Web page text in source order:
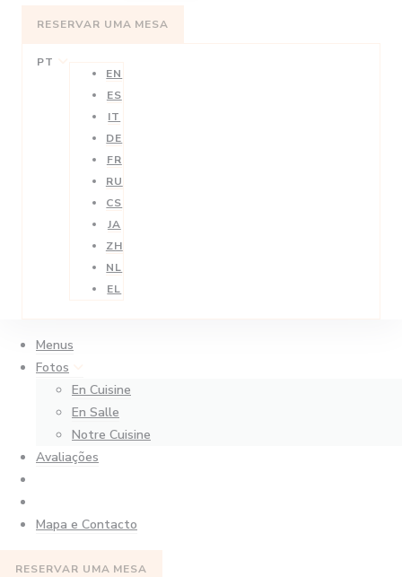
RESERVAR UMA MESA
PT
EN
ES
IT
DE
FR
RU
CS
JA
ZH
NL
EL
Menus
Fotos
En Cuisine
En Salle
Notre Cuisine
Avaliações
Mapa e Contacto
RESERVAR UMA MESA